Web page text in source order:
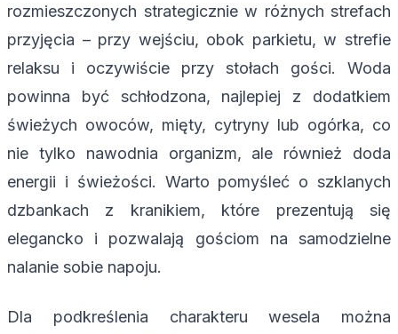
rozmieszczonych strategicznie w różnych strefach
przyjęcia – przy wejściu, obok parkietu, w strefie
relaksu i oczywiście przy stołach gości. Woda
powinna być schłodzona, najlepiej z dodatkiem
świeżych owoców, mięty, cytryny lub ogórka, co
nie tylko nawodnia organizm, ale również doda
energii i świeżości. Warto pomyśleć o szklanych
dzbankach z kranikiem, które prezentują się
elegancko i pozwalają gościom na samodzielne
nalanie sobie napoju.
Dla podkreślenia charakteru wesela można